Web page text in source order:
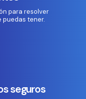
para resolver
puedas tener.
seguros